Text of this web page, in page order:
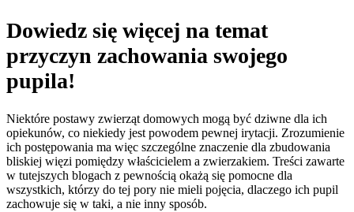
Dowiedz się więcej na temat
przyczyn zachowania swojego
pupila!
Niektóre postawy zwierząt domowych mogą być dziwne dla ich
opiekunów, co niekiedy jest powodem pewnej irytacji. Zrozumienie
ich postępowania ma więc szczególne znaczenie dla zbudowania
bliskiej więzi pomiędzy właścicielem a zwierzakiem. Treści zawarte
w tutejszych blogach z pewnością okażą się pomocne dla
wszystkich, którzy do tej pory nie mieli pojęcia, dlaczego ich pupil
zachowuje się w taki, a nie inny sposób.